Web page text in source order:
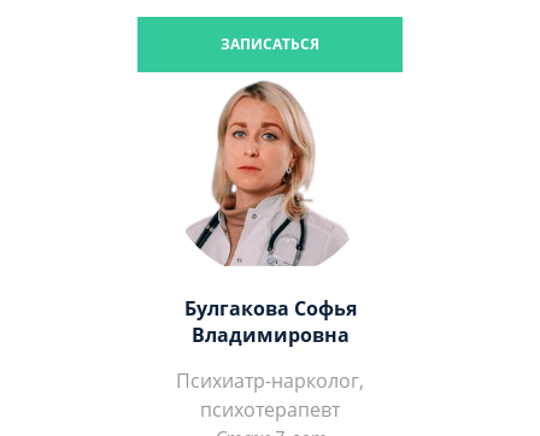
ЗАПИСАТЬСЯ
Булгакова Софья
Владимировна
Психиатр-нарколог,
психотерапевт